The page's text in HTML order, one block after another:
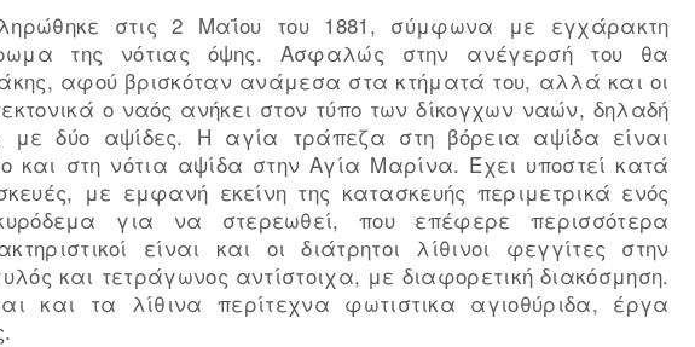
στις 2 Μαΐου του 1881, σύμφωνα με εγχάρακτη
της νότιας όψης. Ασφαλώς στην ανέγερσή του θα
αφού βρισκόταν ανάμεσα στα κτήματά του, αλλά και οι
ο ναός ανήκει στον τύπο των δίκογχων ναών, δηλαδή
με δύο αψίδες. Η αγία τράπεζα στη βόρεια αψίδα είναι
και στη νότια αψίδα στην Αγία Μαρίνα. Έχει υποστεί κατά
με εμφανή εκείνη της κατασκευής περιμετρικά ενός
για να στερεωθεί, που επέφερε περισσότερα
είναι και οι διάτρητοι λίθινοι φεγγίτες στην
και τετράγωνος αντίστοιχα, με διαφορετική διακόσμηση.
και τα λίθινα περίτεχνα φωτιστικα αγιοθύριδα, έργα